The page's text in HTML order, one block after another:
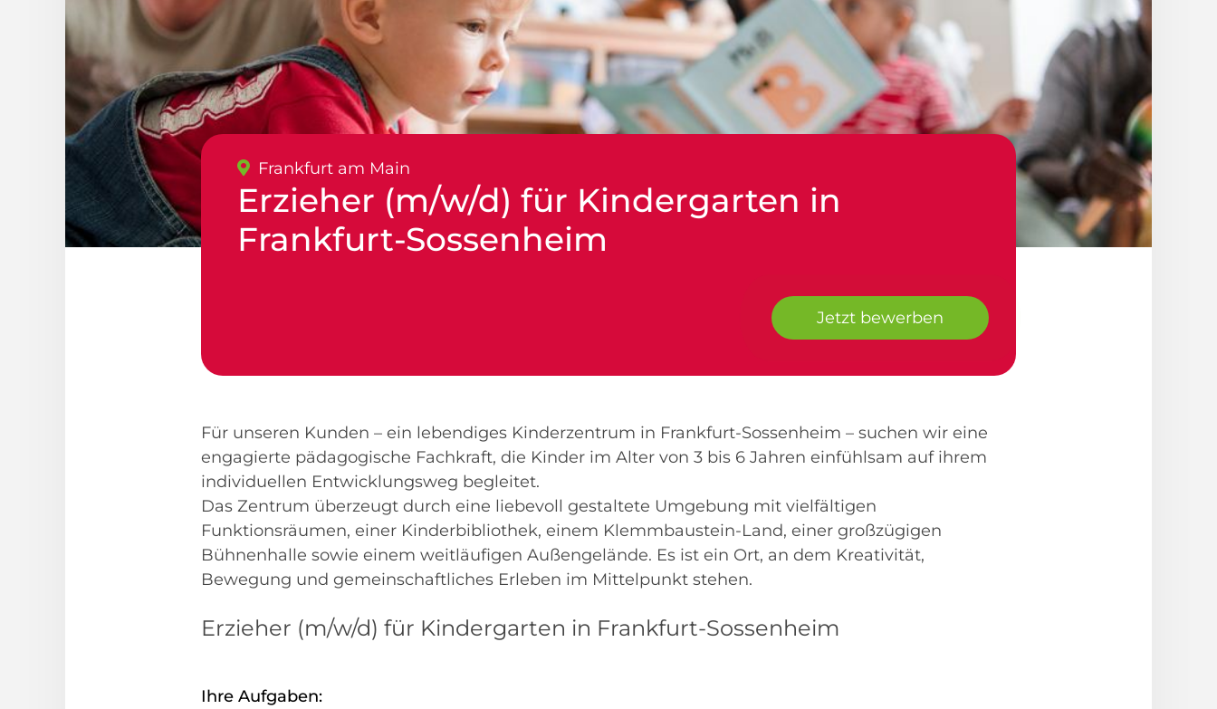
Frankfurt am Main
Erzieher (m/w/d) für Kindergarten in
Frankfurt-Sossenheim
Jetzt bewerben
Für unseren Kunden – ein lebendiges Kinderzentrum in Frankfurt-Sossenheim – suchen wir eine
engagierte pädagogische Fachkraft, die Kinder im Alter von 3 bis 6 Jahren einfühlsam auf ihrem
individuellen Entwicklungsweg begleitet.
Das Zentrum überzeugt durch eine liebevoll gestaltete Umgebung mit vielfältigen
Funktionsräumen, einer Kinderbibliothek, einem Klemmbaustein-Land, einer großzügigen
Bühnenhalle sowie einem weitläufigen Außengelände. Es ist ein Ort, an dem Kreativität,
Bewegung und gemeinschaftliches Erleben im Mittelpunkt stehen.
Erzieher (m/w/d) für Kindergarten in Frankfurt-Sossenheim
Ihre Aufgaben: